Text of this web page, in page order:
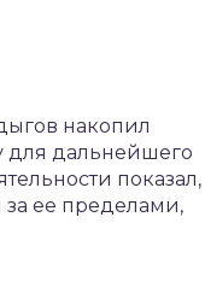
накопил
для дальнейшего
показал,
за ее пределами,